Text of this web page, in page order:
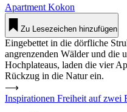
Apartment Kokon
Zu Lesezeichen hinzufügen
Eingebettet in die dörfliche
angrenzenden Wälder und die
Hochplateaus, laden die vier
Rückzug in die Natur ein.
⟶
Inspirationen Freiheit auf zwei